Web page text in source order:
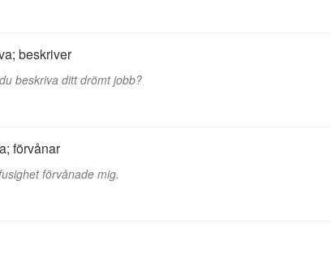
beskriver
beskriva ditt drömt jobb?
förvånar
förvånade mig.